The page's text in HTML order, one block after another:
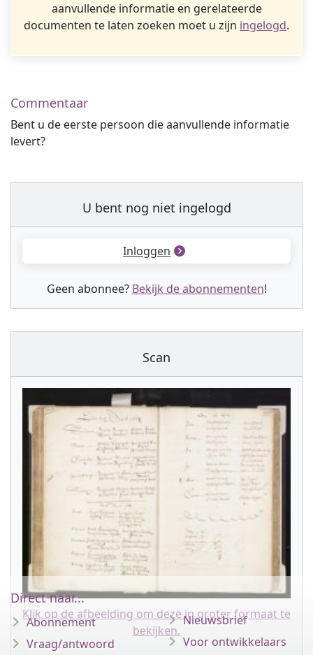
aanvullende informatie en gerelateerde
documenten te laten zoeken moet u zijn ingelogd.
Commentaar
Bent u de eerste persoon die aanvullende informatie
levert?
U bent nog niet ingelogd
Inloggen
Geen abonnee? Bekijk de abonnementen!
Scan
Klik op de afbeelding om deze in groter formaat te
bekijken.
Direct naar...
Abonnement
Vraag/antwoord
Nieuwsbrief
Voor ontwikkelaars